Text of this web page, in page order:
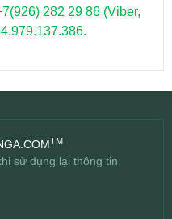
282 29 86 (Viber,
TM
sử dụng lại thông tin